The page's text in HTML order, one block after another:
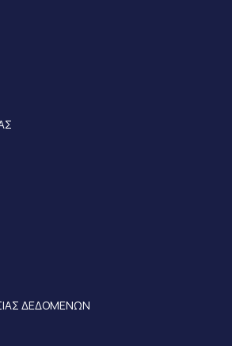
ΔΕΔΟΜΕΝΩΝ